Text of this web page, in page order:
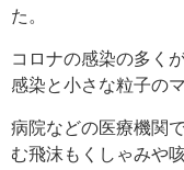
た。
コロナの感染の多く
感染と小さな粒子の
病院などの医療機関
む飛沫もくしゃみや